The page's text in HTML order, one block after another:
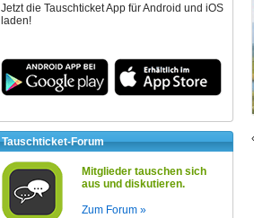
Jetzt die Tauschticket App für Android und iOS
laden!
Tauschticket-Forum
Mitglieder tauschen sich
aus und diskutieren.
Zum Forum »